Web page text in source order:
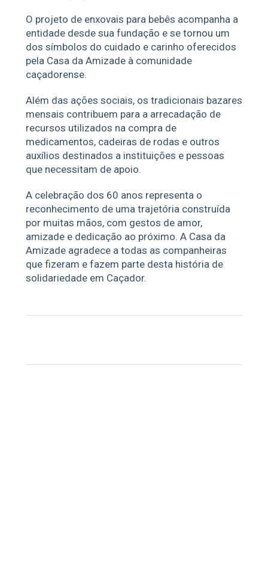
O projeto de enxovais para bebês acompanha a
entidade desde sua fundação e se tornou um
dos símbolos do cuidado e carinho oferecidos
pela Casa da Amizade à comunidade
caçadorense.
Além das ações sociais, os tradicionais bazares
mensais contribuem para a arrecadação de
recursos utilizados na compra de
medicamentos, cadeiras de rodas e outros
auxílios destinados a instituições e pessoas
que necessitam de apoio.
A celebração dos 60 anos representa o
reconhecimento de uma trajetória construída
por muitas mãos, com gestos de amor,
amizade e dedicação ao próximo. A Casa da
Amizade agradece a todas as companheiras
que fizeram e fazem parte desta história de
solidariedade em Caçador.